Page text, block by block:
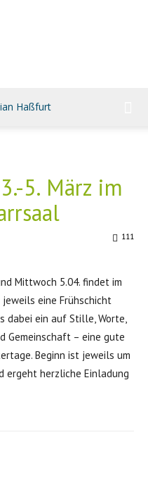
5. März im
111
Mittwoch 5.04. findet im
eine Frühschicht
dabei ein auf Stille, Worte,
Gemeinschaft – eine gute
Beginn ist jeweils um
ergeht herzliche Einladung